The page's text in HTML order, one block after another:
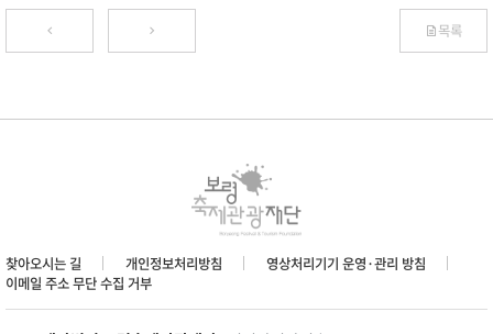
목록
찾아오시는 길 개인정보처리방침
영상처리기기 운영·관리 방침
이메일 주소 무단 수집 거부